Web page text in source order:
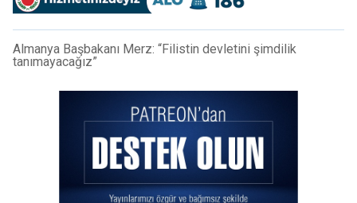
Almanya Başbakanı Merz: “Filistin devletini şimdilik
tanımayacağız”